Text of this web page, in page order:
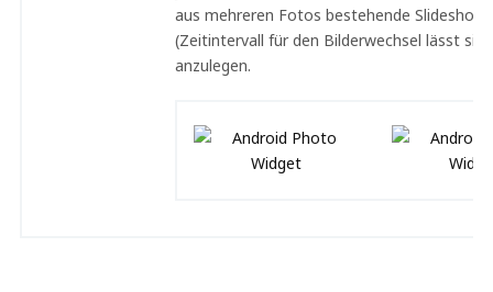
aus mehreren Fotos bestehende Slideshow
(Zeitintervall für den Bilderwechsel lässt
anzulegen.